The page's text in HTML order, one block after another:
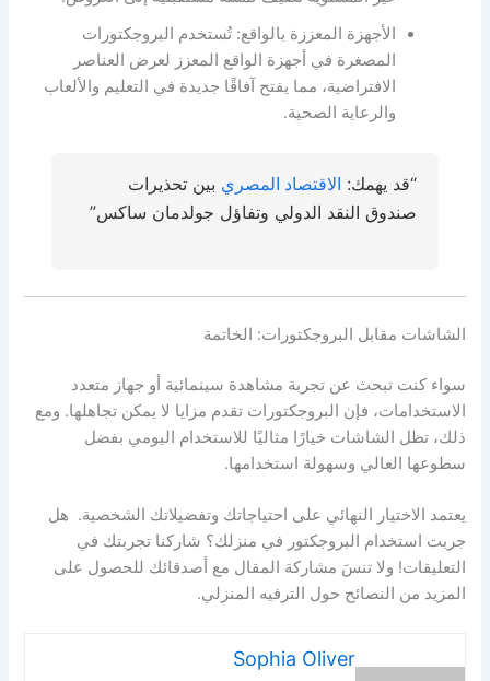
الأجهزة المعززة بالواقع: تُستخدم البروجكتورات
المصغرة في أجهزة الواقع المعزز لعرض العناصر
الافتراضية، مما يفتح آفاقًا جديدة في التعليم والألعاب
والرعاية الصحية.
“قد يهمك: الاقتصاد المصري بين تحذيرات
صندوق النقد الدولي وتفاؤل جولدمان ساكس”
الشاشات مقابل البروجكتورات: الخاتمة
سواء كنت تبحث عن تجربة مشاهدة سينمائية أو جهاز متعدد
الاستخدامات، فإن البروجكتورات تقدم مزايا لا يمكن تجاهلها. ومع
ذلك، تظل الشاشات خيارًا مثاليًا للاستخدام اليومي بفضل
سطوعها العالي وسهولة استخدامها.
يعتمد الاختيار النهائي على احتياجاتك وتفضيلاتك الشخصية. هل
جربت استخدام البروجكتور في منزلك؟ شاركنا تجربتك في
التعليقات! ولا تنسَ مشاركة المقال مع أصدقائك للحصول على
المزيد من النصائح حول الترفيه المنزلي.
Sophia Oliver